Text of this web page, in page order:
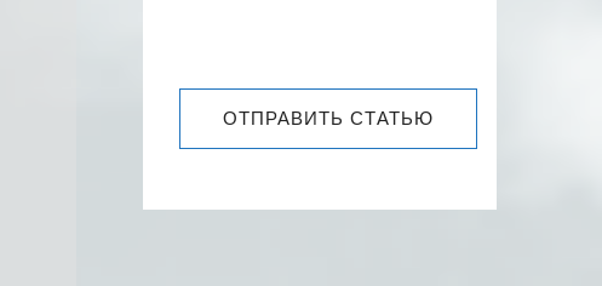
ОТПРАВИТЬ СТАТЬЮ